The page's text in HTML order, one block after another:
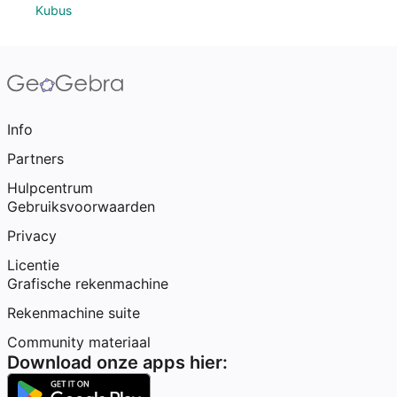
Kubus
Info
Partners
Hulpcentrum
Gebruiksvoorwaarden
Privacy
Licentie
Grafische rekenmachine
Rekenmachine suite
Community materiaal
Download onze apps hier: